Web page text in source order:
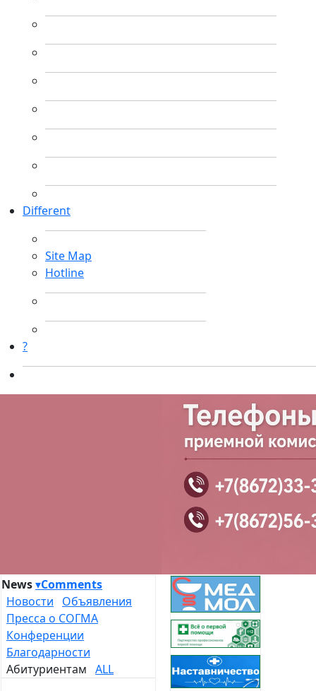
Different
Site Map
Hotline
?
News▾Comments
Новости
Объявления
Пресса о СОГМА
Конференции
Благодарности
Абитуриентам ALL